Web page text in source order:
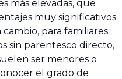
más elevadas, que
muy significativos
para familiares
sin parentesco directo,
ser menores o
el grado de